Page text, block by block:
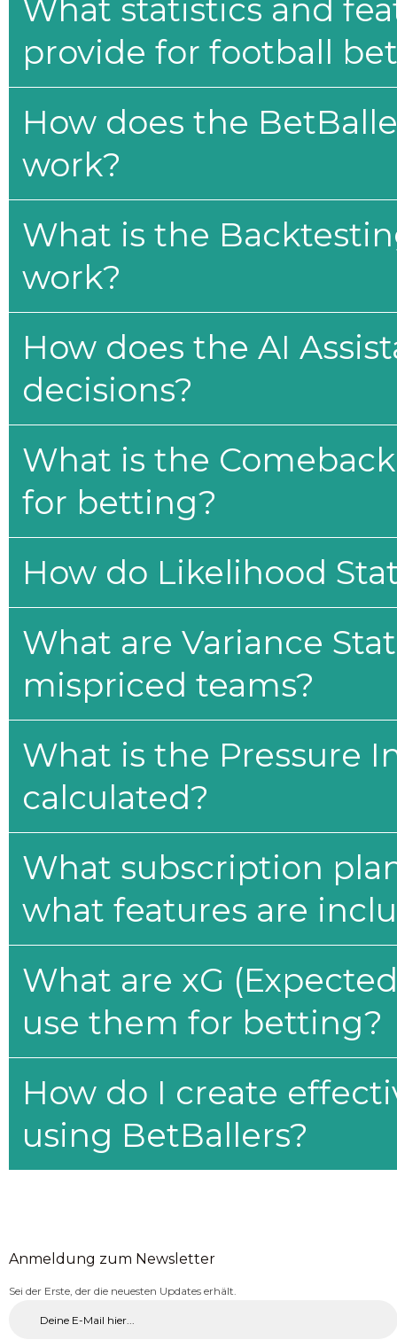
What statistics and
provide for football
How does the
work?
What is the
work?
How does the AI
decisions?
What is the
for betting?
How do Likelihood
What are Variance
mispriced teams?
What is the Pressure
calculated?
What subscription
what features are
What are xG
use them for betting?
How do I create
using BetBallers?
Anmeldung zum Newsletter
Sei der Erste, der die neuesten Updates erhält.